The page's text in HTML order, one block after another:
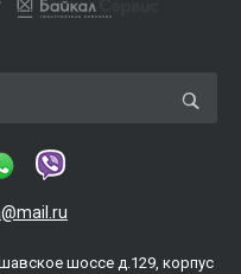
шоссе д.129, корпус